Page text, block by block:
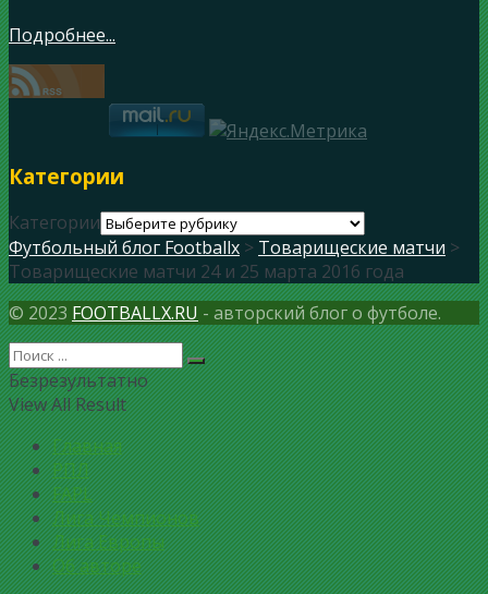
Подробнее...
Категории
Категории
Футбольный блог Footballx > Товарищеские матчи >
Товарищеские матчи 24 и 25 марта 2016 года
© 2023 FOOTBALLX.RU - авторский блог о футболе.
Безрезультатно
View All Result
Главная
РПЛ
FAPL
Лига Чемпионов
Лига Европы
Об авторе